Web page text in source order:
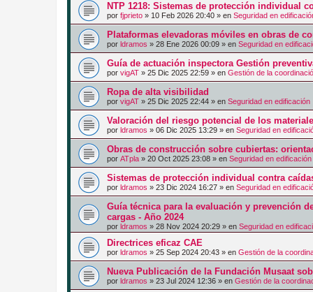
NTP 1218: Sistemas de protección individual
por fjprieto » 10 Feb 2026 20:40 » en Seguridad en
Plataformas elevadoras móviles en obras de
por ldramos » 28 Ene 2026 00:09 » en Seguridad en
Guía de actuación inspectora Gestión
por vigAT » 25 Dic 2025 22:59 » en Gestión de la
Ropa de alta visibilidad
por vigAT » 25 Dic 2025 22:44 » en Seguridad en edificación
Valoración del riesgo potencial de los
por ldramos » 06 Dic 2025 13:29 » en Seguridad en
Obras de construcción sobre cubiertas:
por ATpla » 20 Oct 2025 23:08 » en Seguridad en edificación
Sistemas de protección individual contra
por ldramos » 23 Dic 2024 16:27 » en Seguridad en
Guía técnica para la evaluación y prevención
cargas - Año 2024
por ldramos » 28 Nov 2024 20:29 » en Seguridad en
Directrices eficaz CAE
por ldramos » 25 Sep 2024 20:43 » en Gestión de la
Nueva Publicación de la Fundación Musaat
por ldramos » 23 Jul 2024 12:36 » en Gestión de la